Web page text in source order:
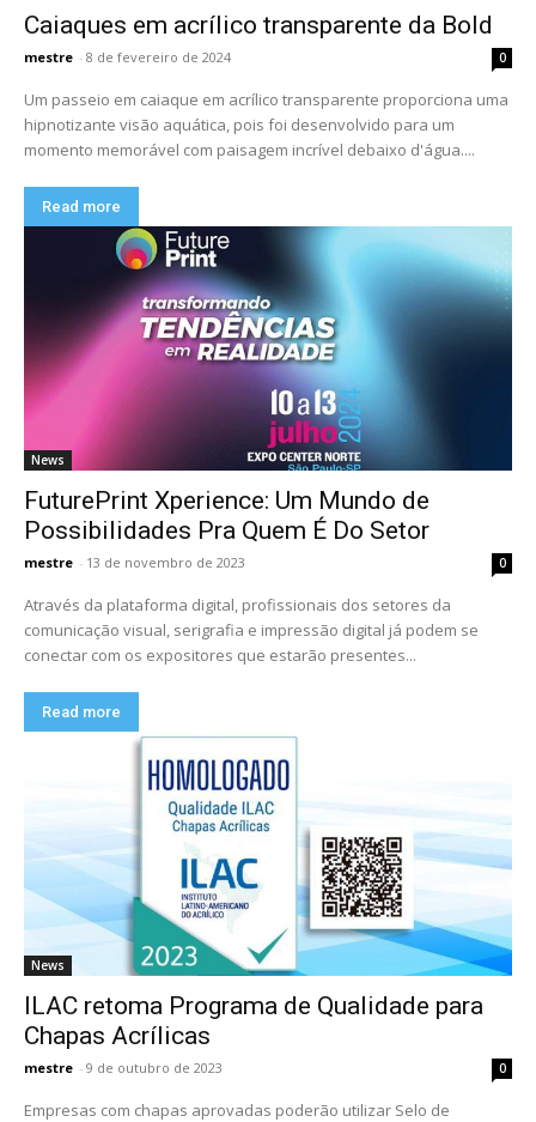
Caiaques em acrílico transparente da Bold
mestre - 8 de fevereiro de 2024 0
Um passeio em caiaque em acrílico transparente proporciona uma
hipnotizante visão aquática, pois foi desenvolvido para um
momento memorável com paisagem incrível debaixo d'água....
Read more
News
FuturePrint Xperience: Um Mundo de
Possibilidades Pra Quem É Do Setor
mestre - 13 de novembro de 2023 0
Através da plataforma digital, profissionais dos setores da
comunicação visual, serigrafia e impressão digital já podem se
conectar com os expositores que estarão presentes...
Read more
News
ILAC retoma Programa de Qualidade para
Chapas Acrílicas
mestre - 9 de outubro de 2023 0
Empresas com chapas aprovadas poderão utilizar Selo de